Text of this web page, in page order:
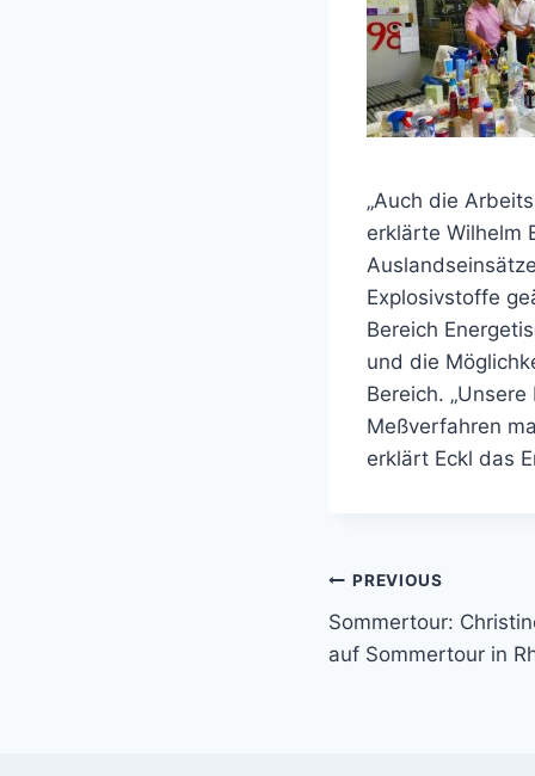
„Auch die
erklärte Wilhelm
Explosivstoffe
Bereich
und die
Bereich.
Meßverfahren
erklärt Eckl das
PREVIOUS
Sommertour:
auf Sommertour in